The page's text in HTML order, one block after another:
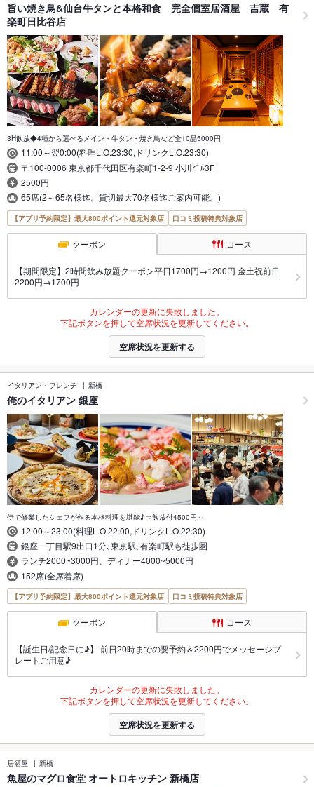
旨い焼き鳥&仙台牛タンと本格和食 完全個室居酒屋 吉蔵 有
楽町日比谷店
3H飲放◆4種から選べるメイン・牛タン・焼き鳥など全10品5000円
11:00～翌0:00(料理L.O.23:30,ドリンクL.O.23:30)
〒100-0006 東京都千代田区有楽町1-2-9 小川ﾋﾞﾙ3F
2500円
65席(2～65名様迄。貸切最大70名様迄ご案内可能。)
【アプリ予約限定】最大800ポイント還元対象店 口コミ投稿特典対象店
クーポン コース
【期間限定】2時間飲み放題クーポン平日1700円→1200円 金土祝前日
2200円→1700円
カレンダーの更新に失敗しました。
下記ボタンを押して空席状況を更新してください。
空席状況を更新する
イタリアン・フレンチ 新橋
俺のイタリアン 銀座
伊で修業したシェフが作る本格料理を堪能♪⇒飲放付4500円～
12:00～23:00(料理L.O.22:00,ドリンクL.O.22:30)
銀座一丁目駅9出口1分､東京駅､有楽町駅も徒歩圏
ランチ2000~3000円、ディナー4000~5000円
152席(全席着席)
【アプリ予約限定】最大800ポイント還元対象店 口コミ投稿特典対象店
クーポン コース
【誕生日/記念日に♪】 前日20時までの要予約＆2200円でメッセージプ
レートご用意♪
カレンダーの更新に失敗しました。
下記ボタンを押して空席状況を更新してください。
空席状況を更新する
居酒屋 新橋
魚屋のマグロ食堂 オートロキッチン 新橋店